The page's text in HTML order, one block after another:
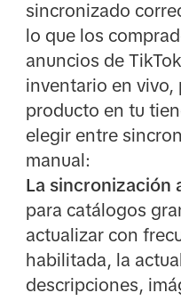
sincronizado
lo que los
anuncios de
inventario en vivo,
producto en tu
elegir entre
manual:
La sincronización
para catálogos
actualizar con
habilitada, la
descripciones,